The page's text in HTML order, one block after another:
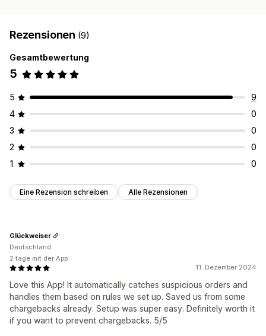
Rezensionen (9)
Gesamtbewertung
5
5
9
4
0
3
0
2
0
1
0
Eine Rezension schreiben Alle Rezensionen
11. Dezember 2024
Love this App! It automatically catches suspicious orders and
handles them based on rules we set up. Saved us from some
chargebacks already. Setup was super easy. Definitely worth it
if you want to prevent chargebacks. 5/5
Glückweiser
Deutschland
2 tage mit der App